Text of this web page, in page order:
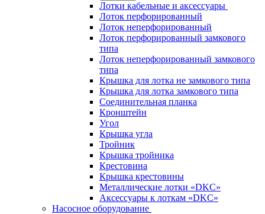
Лотки кабельные и аксессуары
Лоток перфорированный
Лоток неперфорированный
Лоток перфорированный замкового
типа
Лоток неперфорированный замкового
типа
Крышка для лотка не замкового типа
Крышка для лотка замкового типа
Соединительная планка
Кронштейн
Угол
Крышка угла
Тройник
Крышка тройника
Крестовина
Крышка крестовины
Металлические лотки «DKC»
Аксессуары к лоткам «DKC»
Насосное оборудование